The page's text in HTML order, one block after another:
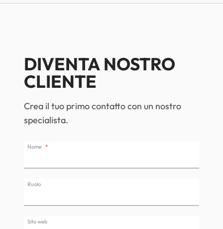
DIVENTA NOSTRO
CLIENTE
Crea il tuo primo contatto con un nostro
specialista.
Nome
Ruolo
Sito web